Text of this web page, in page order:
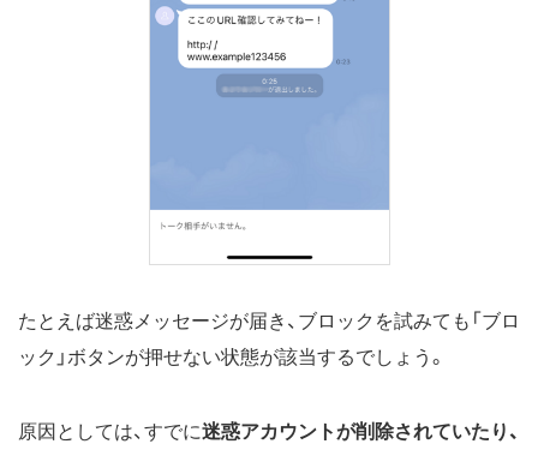
たとえば迷惑メッセージが届き、ブロックを試みても「ブロ
ック」ボタンが押せない状態が該当するでしょう。
原因としては、すでに迷惑アカウントが削除されていたり、